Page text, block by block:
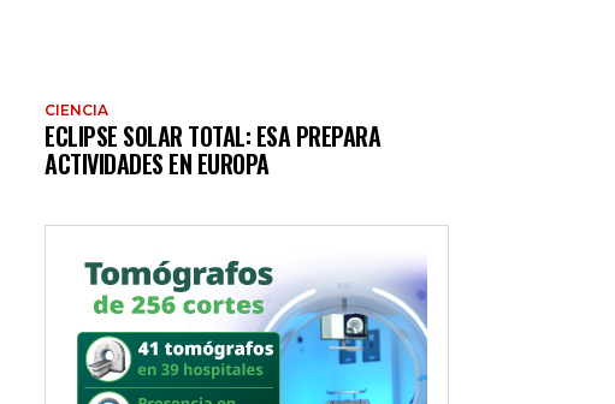
CIENCIA
ECLIPSE SOLAR TOTAL: ESA PREPARA
ACTIVIDADES EN EUROPA